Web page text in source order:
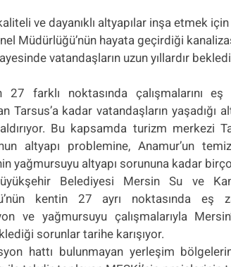
ve dayanıklı altyapılar inşa etmek
Müdürlüğü’nün hayata geçirdiği
vatandaşların uzun yıllardır
27 farklı noktasında çalışmalarını
Tarsus’a kadar vatandaşların yaşadığı
Bu kapsamda turizm merkezi
altyapı problemine, Anamur’un
yağmursuyu altyapı sorununa kadar
Belediyesi Mersin Su ve
kentin 27 ayrı noktasında eş
ve yağmursuyu çalışmalarıyla
sorunlar tarihe karışıyor.
hattı bulunmayan yerleşim